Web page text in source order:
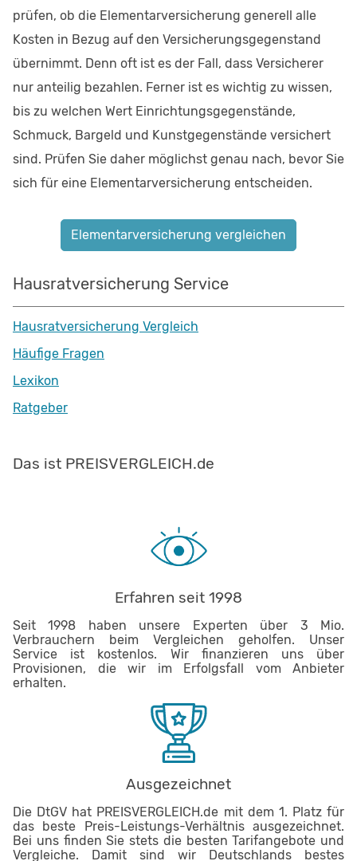
prüfen, ob die Elementarversicherung generell alle
Kosten in Bezug auf den Versicherungsgegenstand
übernimmt. Denn oft ist es der Fall, dass Versicherer
nur anteilig bezahlen. Ferner ist es wichtig zu wissen,
bis zu welchen Wert Einrichtungsgegenstände,
Schmuck, Bargeld und Kunstgegenstände versichert
sind. Prüfen Sie daher möglichst genau nach, bevor Sie
sich für eine Elementarversicherung entscheiden.
Elementarversicherung vergleichen
Hausratversicherung Service
Hausratversicherung Vergleich
Häufige Fragen
Lexikon
Ratgeber
Das ist PREISVERGLEICH.de
Erfahren seit 1998
Seit 1998 haben unsere Experten über 3 Mio.
Verbrauchern beim Vergleichen geholfen. Unser
Service ist kostenlos. Wir finanzieren uns über
Provisionen, die wir im Erfolgsfall vom Anbieter
erhalten.
Ausgezeichnet
Die DtGV hat PREISVERGLEICH.de mit dem 1. Platz für
das beste Preis-Leistungs-Verhältnis ausgezeichnet.
Bei uns finden Sie stets die besten Tarifangebote und
Vergleiche. Damit sind wir Deutschlands bestes